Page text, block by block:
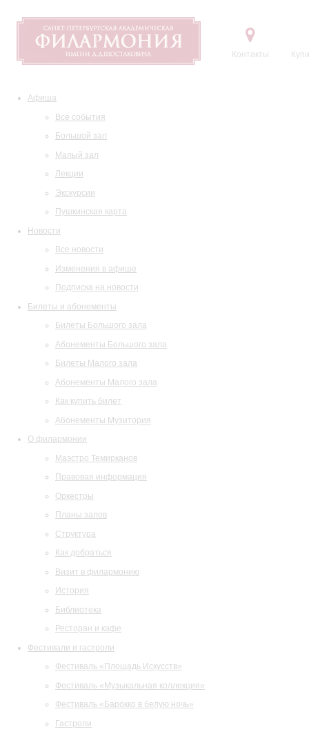
Контакты
Афиша
Все события
Большой зал
Малый зал
Лекции
Экскурсии
Пушкинская карта
Новости
Все новости
Изменения в афише
Подписка на новости
Билеты и абонементы
Билеты Большого зала
Абонементы Большого зала
Билеты Малого зала
Абонементы Малого зала
Как купить билет
Абонементы Музитория
О филармонии
Маэстро Темирканов
Правовая информация
Оркестры
Планы залов
Структура
Как добраться
Визит в филармонию
История
Библиотека
Ресторан и кафе
Фестивали и гастроли
Фестиваль «Площадь Искусств»
Фестиваль «Музыкальная коллекция»
Фестиваль «Барокко в белую ночь»
Гастроли